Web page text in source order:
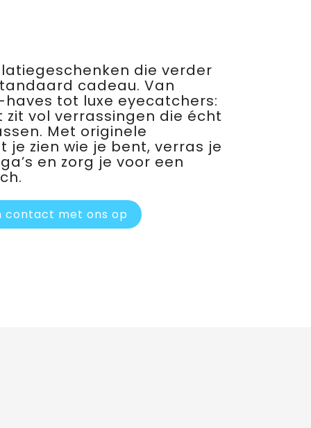
die verder
cadeau. Van
tot luxe eyecatchers:
vol verrassingen die écht
Met originele
je zien wie je bent, verras je
en zorg je voor een
contact met ons op